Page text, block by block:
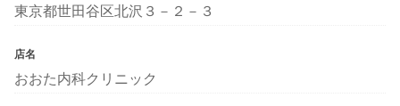
東京都世田谷区北沢３－２－３
店名
おおた内科クリニック